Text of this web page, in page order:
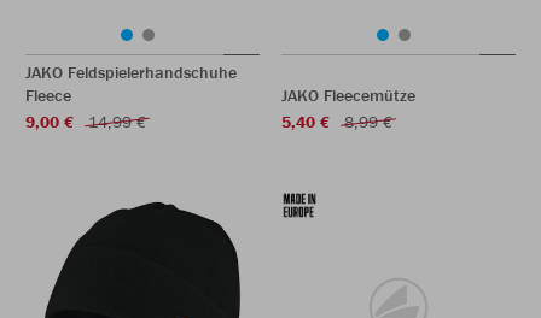
JAKO Feldspielerhandschuhe
Fleece
9,00 €
14,99 €
JAKO Fleecemütze
5,40 €
8,99 €